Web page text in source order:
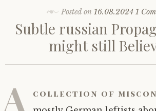
Posted on 16.08.2024 1
Subtle russian
might still
A collection of